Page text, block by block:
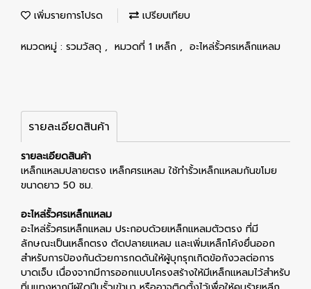
เพิ่มรายการโปรด เปรียบเทียบ
หมวดหมู่ : รวมวัสดุ , หมวดที่ 1 เหล็ก , อะไหล่รั้วศรเหล็กแหลม
รายละเอียดสินค้า
รายละเอียดสินค้า
เหล็กแหลมปลายตรง เหล็กศรแหลม ใช้ทำรั้วเหล็กแหลมกันขโมย
ขนาดยาว 50 ซม.
อะไหล่รั้วศรเหล็กแหลม
อะไหล่รั้วศรเหล็กแหลม ประกอบด้วยเหล็กแหลมตัวตรง ที่มี
ลักษณะเป็นเหล็กตรง ตัดปลายแหลม และเพิ่มเหล็กโค้งยื่นออก
สำหรับการป้องกันด้วยการกดดันให้ผู้บุกรุกเกิดข้อกังวลต่อการ
บาดเจ็บ เนื่องจากมีการออกแบบโครงสร้างให้มีเหล็กแหลมไว้สำหรับ